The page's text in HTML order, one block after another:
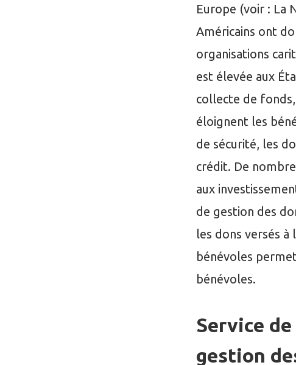
Europe (voir : La
Américains ont
organisations
est élevée aux
collecte de
éloignent les
de sécurité, les
crédit. De
aux
de gestion des
les dons versés
bénévoles
bénévoles.
Service
gestion